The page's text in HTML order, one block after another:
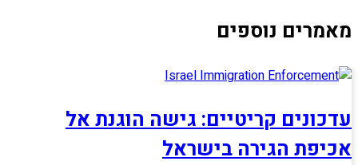
מאמרים נוספים
עדכונים קריטיים: גישה הוגנת אל
אכיפת הגירה בישראל